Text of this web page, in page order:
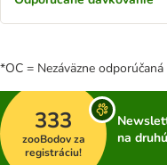
*OC = Nezáväzne
333
zooBodov za
registráciu!
na